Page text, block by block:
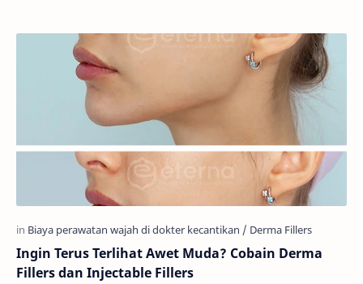
Ingin Terus Terlihat Awet Muda? Cobain Derma
Fillers dan Injectable Fillers